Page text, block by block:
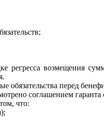
регресса возмещения
перед
соглашением
что: